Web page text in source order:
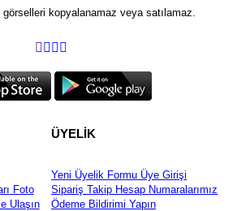
kopyalanamaz veya satılamaz.
Foto
Ulaşın
ÜYELİK
Yeni Üyelik Formu Üye Girişi
Sipariş Takip Hesap Numaralarımız
Ödeme Bildirimi Yapın